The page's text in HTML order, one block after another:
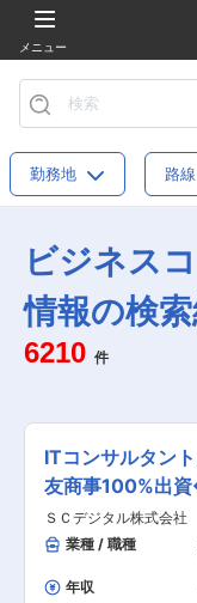
メニュー
勤務地 路
ビジネス
情報の検
6210 件
ITコンサルタン
友商事100%出
ＳＣデジタル株式会社
業種 / 職種
年収